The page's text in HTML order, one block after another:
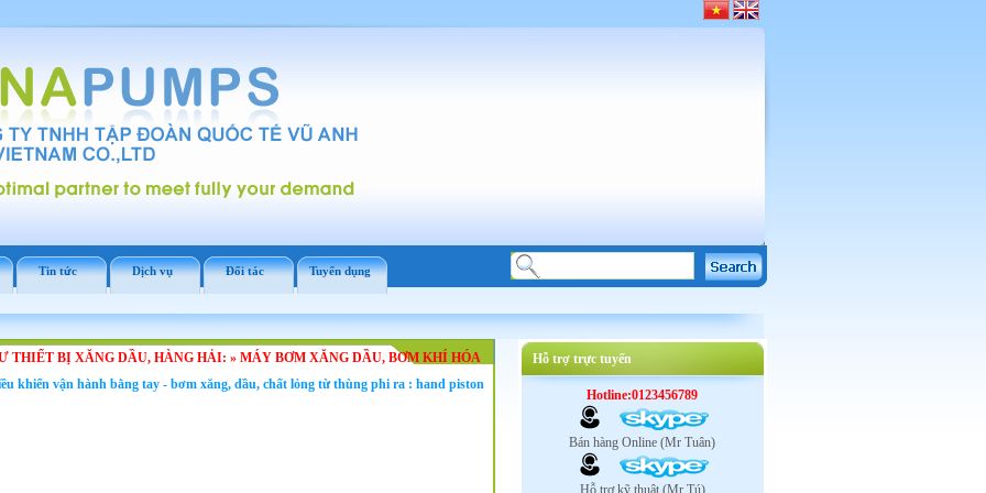
Tin tức Dịch vụ Đối tác Tuyển dụng
THIẾT BỊ XĂNG DẦU, HÀNG HẢI: » MÁY BƠM XĂNG DẦU, BƠM KHÍ HÓA
khiển vận hành bằng tay - bơm xăng, dầu, chất lỏng từ thùng phi ra : hand piston
Hỗ trợ trực tuyến
Hotline:0123456789
Bán hàng Online (Mr Tuân)
Hỗ trợ kỹ thuật (Mr Tú)